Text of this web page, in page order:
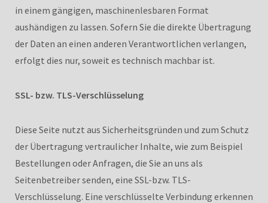
in einem gängigen, maschinenlesbaren Format
aushändigen zu lassen. Sofern Sie die direkte Übertragung
der Daten an einen anderen Verantwortlichen verlangen,
erfolgt dies nur, soweit es technisch machbar ist.
SSL- bzw. TLS-Verschlüsselung
Diese Seite nutzt aus Sicherheitsgründen und zum Schutz
der Übertragung vertraulicher Inhalte, wie zum Beispiel
Bestellungen oder Anfragen, die Sie an uns als
Seitenbetreiber senden, eine SSL-bzw. TLS-
Verschlüsselung. Eine verschlüsselte Verbindung erkennen